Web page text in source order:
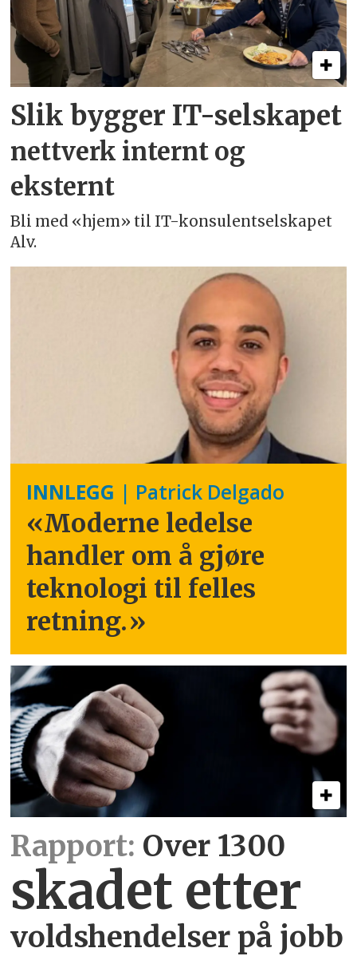
Slik bygger IT-selskapet
nettverk internt og
eksternt
Bli med «hjem» til IT-konsulentselskapet
Alv.
INNLEGG | Patrick Delgado
«Moderne ledelse
handler om å gjøre
teknologi til felles
retning.»
Rapport: Over 1300
skadet etter
voldshendelser på jobb